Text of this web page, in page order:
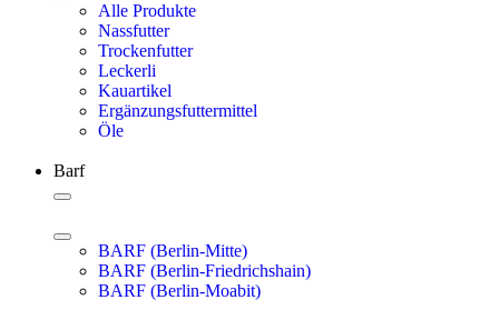
Alle Produkte
Nassfutter
Trockenfutter
Leckerli
Kauartikel
Ergänzungsfuttermittel
Öle
Barf
BARF (Berlin-Mitte)
BARF (Berlin-Friedrichshain)
BARF (Berlin-Moabit)